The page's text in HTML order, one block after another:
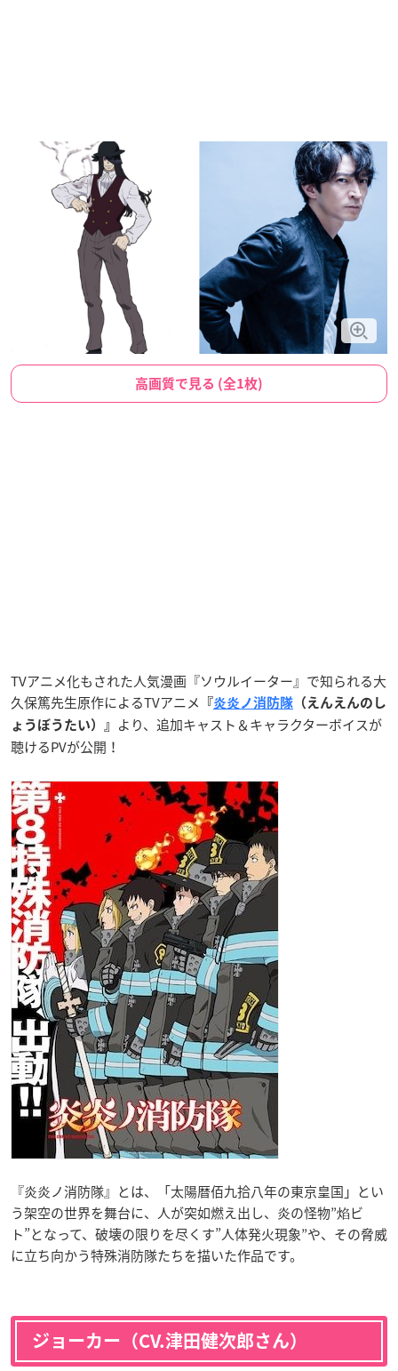
高画質で見る (全1枚)
TVアニメ化もされた人気漫画『ソウルイーター』で知られる大
久保篤先生原作によるTVアニメ
『炎炎ノ消防隊 （えんえんのし
ょうぼうたい）』
より、追加キャスト＆キャラクターボイスが
聴けるPVが公開！
『炎炎ノ消防隊』とは、「太陽暦佰九拾八年の東京皇国」とい
う架空の世界を舞台に、人が突如燃え出し、炎の怪物”焰ビ
ト”となって、破壊の限りを尽くす”人体発火現象”や、その脅威
に立ち向かう特殊消防隊たちを描いた作品です。
ジョーカー（CV.津田健次郎さん）